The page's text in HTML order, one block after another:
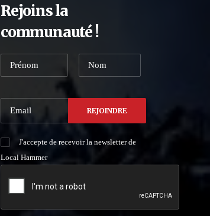
Rejoins la
communauté !
J'accepte de recevoir la newsletter de
Local Hammer